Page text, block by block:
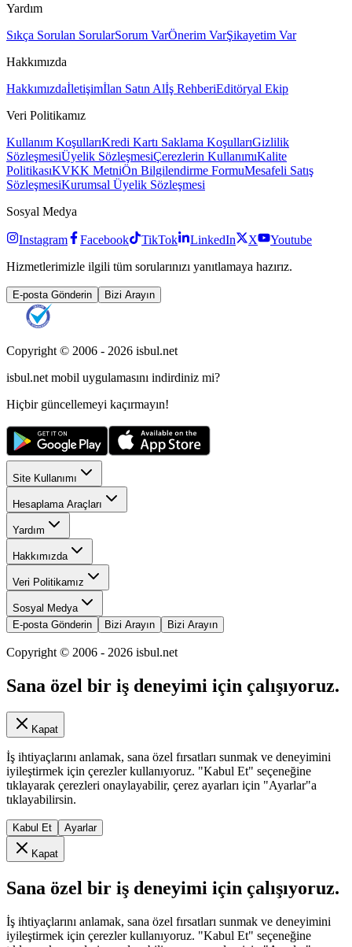
Yardım
Sıkça Sorulan SorularSorum VarÖnerim VarŞikayetim Var
Hakkımızda
Hakkımızdaİletişimİlan Satın Alİş RehberiEditöryal Ekip
Veri Politikamız
Kullanım KoşullarıKredi Kartı Saklama KoşullarıGizlilik
SözleşmesiÜyelik SözleşmesiÇerezlerin KullanımıKalite
PolitikasıKVKK MetniÖn Bilgilendirme FormuMesafeli Satış
SözleşmesiKurumsal Üyelik Sözleşmesi
Sosyal Medya
Instagram Facebook TikTok LinkedIn X
Youtube
Hizmetlerimizle ilgili tüm sorularınızı yanıtlamaya hazırız.
E-posta Gönderin Bizi Arayın
Copyright © 2006 - 2026 isbul.net
isbul.net mobil uygulamasını indirdiniz mi?
Hiçbir güncellemeyi kaçırmayın!
Site Kullanımı
Hesaplama Araçları
Yardım
Hakkımızda
Veri Politikamız
Sosyal Medya
E-posta Gönderin
Bizi Arayın Bizi Arayın
Copyright © 2006 - 2026 isbul.net
Sana özel bir iş deneyimi için çalışıyoruz.
Kapat
İş ihtiyaçlarını anlamak, sana özel fırsatları sunmak ve deneyimini
iyileştirmek için çerezler kullanıyoruz. "Kabul Et" seçeneğine
tıklayarak çerezleri onaylayabilir, çerez ayarları için "Ayarlar"a
tıklayabilirsin.
Kabul Et Ayarlar
Kapat
Sana özel bir iş deneyimi için çalışıyoruz.
İş ihtiyaçlarını anlamak, sana özel fırsatları sunmak ve deneyimini
iyileştirmek için çerezler kullanıyoruz. "Kabul Et" seçeneğine